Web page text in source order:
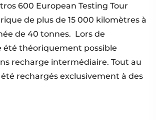
600 European Testing Tour
de plus de 15 000 kilomètres à
de 40 tonnes. Lors de
été théoriquement possible
recharge intermédiaire. Tout au
rechargés exclusivement à des